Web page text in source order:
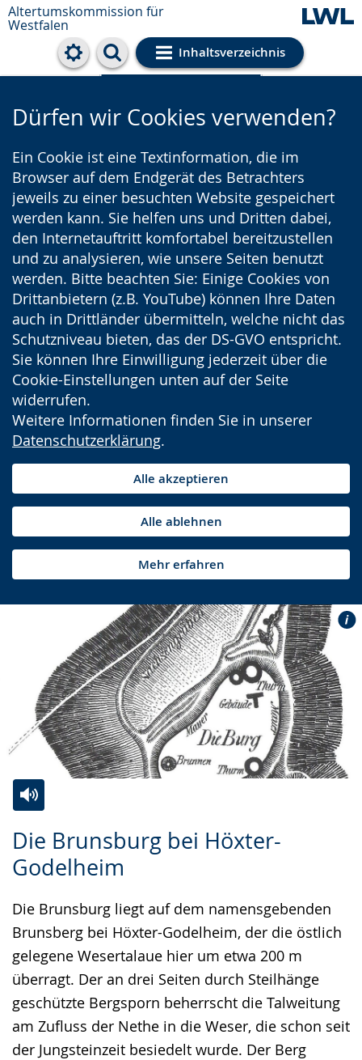
Altertumskommission für
Westfalen
Inhaltsverzeichnis
Cookie-Einstellungen
Dürfen wir Cookies verwenden?
Ein Cookie ist eine Textinformation, die im
Browser auf dem Endgerät des Betrachters
jeweils zu einer besuchten Website gespeichert
werden kann. Sie helfen uns und Dritten dabei,
den Internetauftritt komfortabel bereitzustellen
und zu analysieren, wie unsere Seiten benutzt
werden. Bitte beachten Sie: Einige Cookies von
Drittanbietern (z.B. YouTube) können Ihre Daten
auch in Drittländer übermitteln, welche nicht das
Schutzniveau bieten, das der DS-GVO entspricht.
Sie können Ihre Einwilligung jederzeit über die
Cookie-Einstellungen unten auf der Seite
widerrufen.
Weitere Informationen finden Sie in unserer
Datenschutzerklärung.
Alle akzeptieren
Alle ablehnen
Mehr erfahren
Die Brunsburg bei Höxter-
Godelheim
Die Brunsburg liegt auf dem namensgebenden
Brunsberg bei Höxter-Godelheim, der die östlich
gelegene Wesertalaue hier um etwa 200 m
überragt. Der an drei Seiten durch Steilhänge
geschützte Bergsporn beherrscht die Talweitung
am Zufluss der Nethe in die Weser, die schon seit
der Jungsteinzeit besiedelt wurde. Der Berg
Leichten
Sprache
Audio-
Unterstützung.
Video
in
Gebärdensprache
wird
angezeigt.